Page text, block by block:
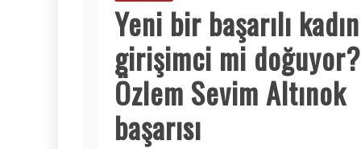
Yeni bir başarılı kadın
girişimci mi doğuyor?
Özlem Sevim Altınok
başarısı